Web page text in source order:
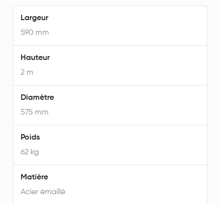
Largeur
590 mm
Hauteur
2 m
Diamètre
575 mm
Poids
62 kg
Matière
Acier émaillé